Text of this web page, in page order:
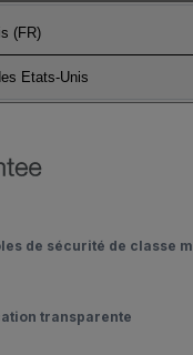
(FR)
Etats-Unis
de sécurité de classe
transparente